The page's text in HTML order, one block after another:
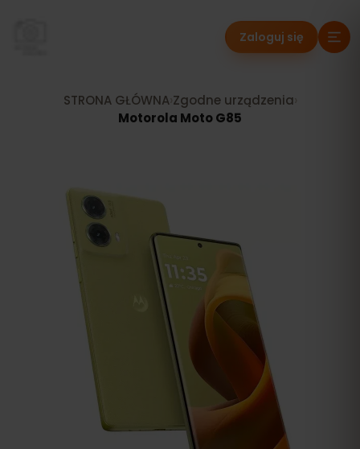
Zaloguj się
STRONA GŁÓWNA› Zgodne urządzenia
Motorola Moto G85